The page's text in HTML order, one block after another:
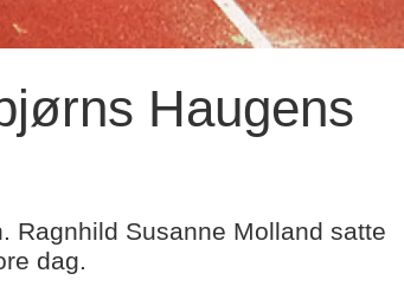
Haugens
Ragnhild Susanne Molland satte
dag.